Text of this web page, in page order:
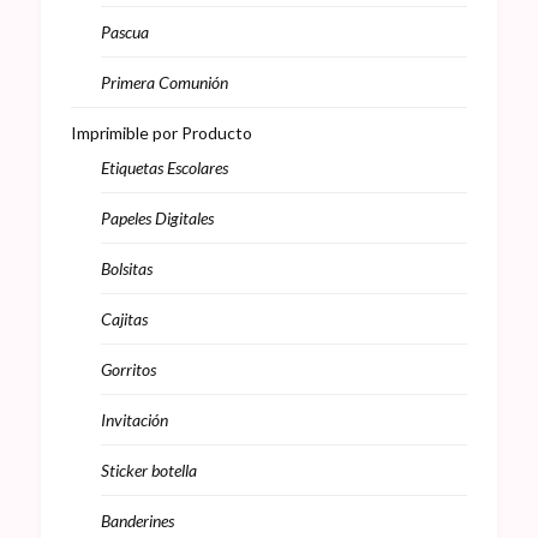
Pascua
Primera Comunión
Imprimible por Producto
Etiquetas Escolares
Papeles Digitales
Bolsitas
Cajitas
Gorritos
Invitación
Sticker botella
Banderines